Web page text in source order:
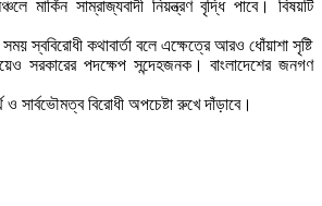
মার্কিন সাম্রাজ্যবাদী নিয়ন্ত্রণ বৃদ্ধি পাবে। বিষয়টি
স্ববিরোধী কথাবার্তা বলে এক্ষেত্রে আরও ধোঁয়াশা সৃষ্টি
সরকারের পদক্ষেপ সন্দেহজনক। বাংলাদেশের জনগণ
সার্বভৌমত্ব বিরোধী অপচেষ্টা রুখে দাঁড়াবে।